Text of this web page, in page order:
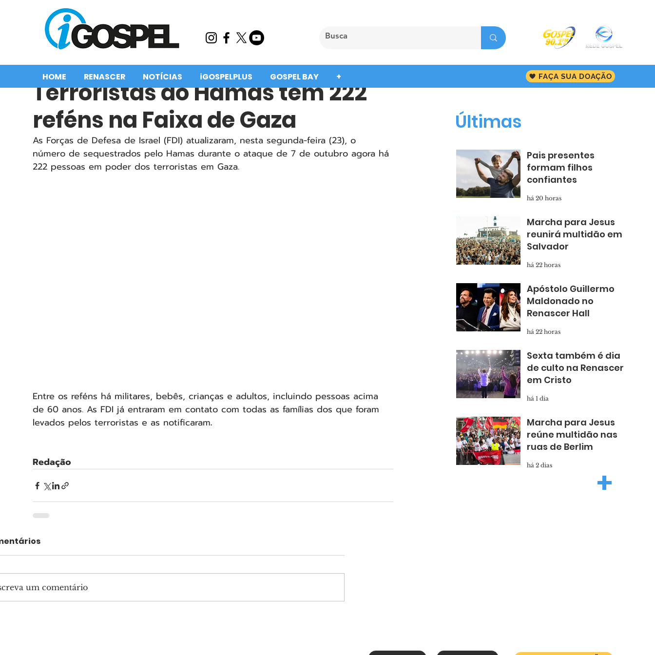
HOME RENASCER NOTÍCIAS iGOSPELPLUS GOSPEL BAY + FAÇA SUA DOAÇÃO
Terroristas do Hamas têm 222
reféns na Faixa de Gaza
As Forças de Defesa de Israel (FDI) atualizaram, nesta segunda-feira (23), o
número de sequestrados pelo Hamas durante o ataque de 7 de outubro agora há
222 pessoas em poder dos terroristas em Gaza.
Entre os reféns há militares, bebês, crianças e adultos, incluindo pessoas acima
de 60 anos. As FDI já entraram em contato com todas as famílias dos que foram
levados pelos terroristas e as notificaram.
Redação
um comentário
Pais presentes
formam filhos
confiantes
há 20 horas
Marcha para Jesus
reunirá multidão em
Salvador
há 22 horas
Apóstolo Guillermo
Maldonado no
Renascer Hall
há 22 horas
Sexta também é dia
de culto na Renascer
em Cristo
há 1 dia
Marcha para Jesus
reúne multidão nas
ruas de Berlim
há 2 dias
Últimas
+